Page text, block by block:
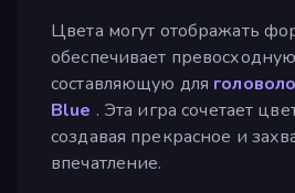
Цвета могут отображать
обеспечивает
составляющую для
Blue . Эта игра сочетает
создавая прекрасное и
впечатление.